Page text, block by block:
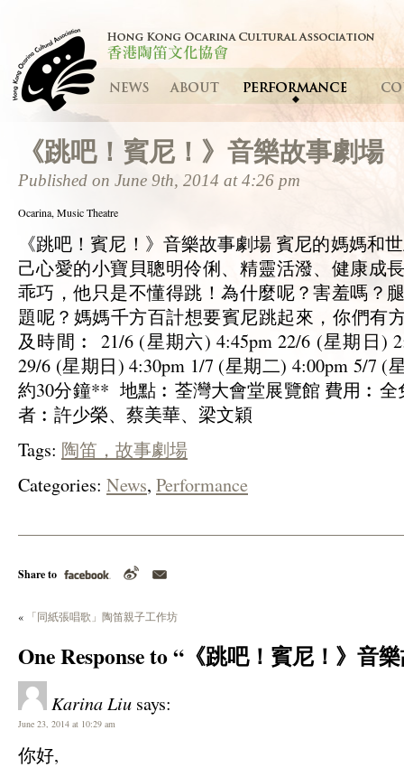
《跳吧！賓尼！》音樂故事劇場
Published on June 9th, 2014 at 4:26 pm
Ocarina, Music Theatre
《跳吧！賓尼！》音樂故事劇場 賓尼的媽媽和
己心愛的小寶貝聰明伶俐、精靈活潑、健康成
乖巧，他只是不懂得跳！為什麼呢？害羞嗎？
題呢？媽媽千方百計想要賓尼跳起來，你們
及時間︰ 21/6 (星期六) 4:45pm 22/6 (星期日)
29/6 (星期日) 4:30pm 1/7 (星期二) 4:00pm 5/7 (
約30分鐘** 地點︰荃灣大會堂展覽館 費用︰
者︰許少榮、蔡美華、梁文穎
Tags: 陶笛，故事劇場
Categories: News, Performance
Share to
« 「同紙張唱歌」陶笛親子工作坊
One Response to “《跳吧！賓尼！》音
Karina Liu says:
June 23, 2014 at 10:29 am
你好,